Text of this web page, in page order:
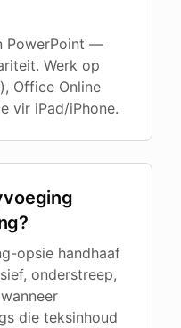
PowerPoint —
Werk op
Office Online
vir iPad/iPhone.
opsie handhaaf
onderstreep,
die teksinhoud